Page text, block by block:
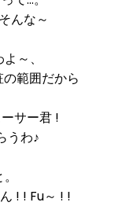
んな～
～、
範囲だから
サー君 !
うわ♪
! ! Fu～ ! !